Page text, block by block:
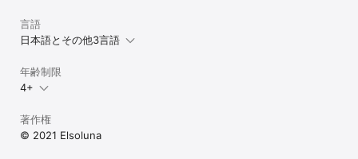
言語
日本語とその他3言語
年齢制限
4+
著作権
© 2021 Elsoluna